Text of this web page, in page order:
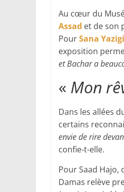
Au cœur du
Assad et de son
PourSana Yazigi
exposition
et Bachar a
« Mon
Dans les allées
certains
envie de rire
confie-t-elle.
Pour Saad Hajo,
Damas relève